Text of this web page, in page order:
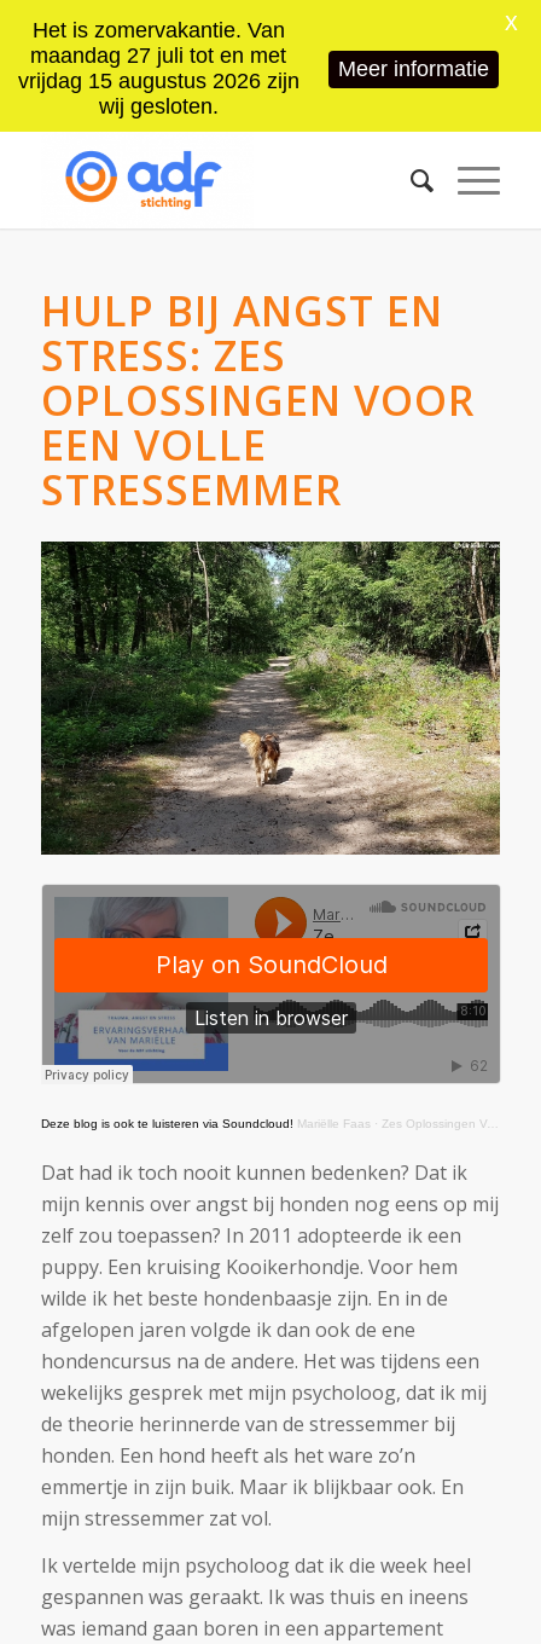
HULP BIJ ANGST EN
STRESS: ZES
OPLOSSINGEN VOOR
EEN VOLLE
STRESSEMMER
Deze blog is ook te luisteren via Soundcloud! Mariëlle Faas· Zes Oplossingen Voor Een Volle Stressemmer
Dat had ik toch nooit kunnen bedenken? Dat ik
mijn kennis over angst bij honden nog eens op mij
zelf zou toepassen? In 2011 adopteerde ik een
puppy. Een kruising Kooikerhondje. Voor hem
wilde ik het beste hondenbaasje zijn. En in de
afgelopen jaren volgde ik dan ook de ene
hondencursus na de andere. Het was tijdens een
wekelijks gesprek met mijn psycholoog, dat ik mij
de theorie herinnerde van de stressemmer bij
honden. Een hond heeft als het ware zo’n
emmertje in zijn buik. Maar ik blijkbaar ook. En
mijn stressemmer zat vol.
Ik vertelde mijn psycholoog dat ik die week heel
gespannen was geraakt. Ik was thuis en ineens
was iemand gaan boren in een appartement
Het is zomervakantie. Van
maandag 27 juli tot en met
vrijdag 15 augustus 2026 zijn
wij gesloten.
Meer informatie
X